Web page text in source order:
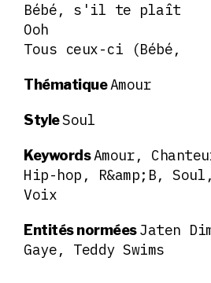
Bébé, s'il te plaît
Ooh
Tous ceux-ci (Bébé,
ThématiqueAmour
StyleSoul
KeywordsAmour,
Hip-hop, R&amp;B,
Voix
Entités norméesJaten
Gaye, Teddy Swims